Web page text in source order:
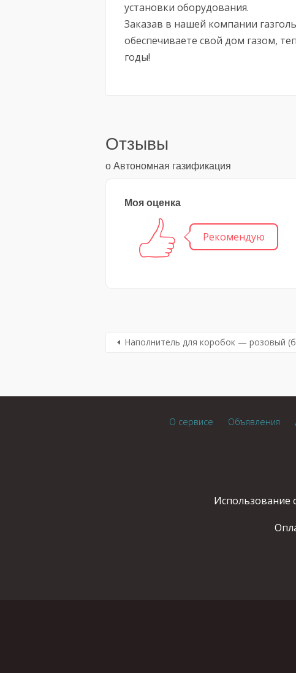
установки оборудования.
Заказав в нашей компании
обеспечиваете свой дом газом,
годы!
Отзывы
о Автономная газификация
Моя оценка
Рекомендую
Наполнитель для коробок — розовый
О сервисе Объявления
Использование